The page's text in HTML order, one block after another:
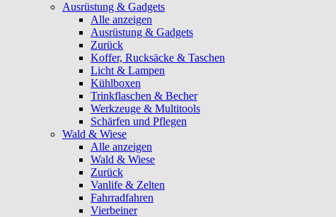
Ausrüstung & Gadgets
Alle anzeigen
Ausrüstung & Gadgets
Zurück
Koffer, Rucksäcke & Taschen
Licht & Lampen
Kühlboxen
Trinkflaschen & Becher
Werkzeuge & Multitools
Schärfen und Pflegen
Wald & Wiese
Alle anzeigen
Wald & Wiese
Zurück
Vanlife & Zelten
Fahrradfahren
Vierbeiner